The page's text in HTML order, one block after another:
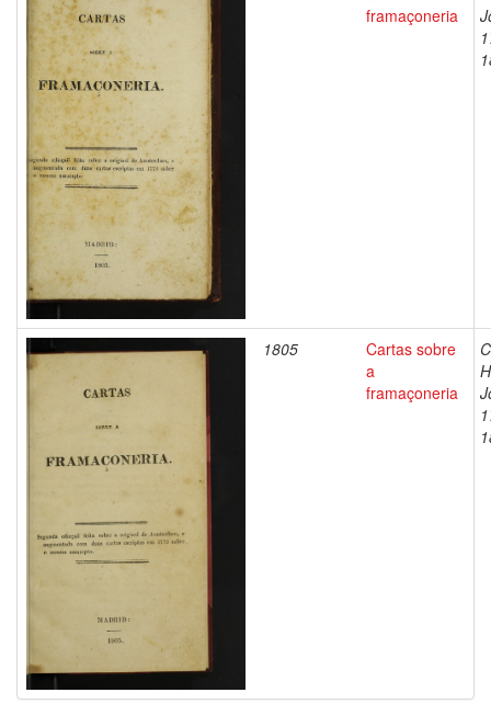
framaçoneria
1805
Cartas sobre
a
framaçoneria